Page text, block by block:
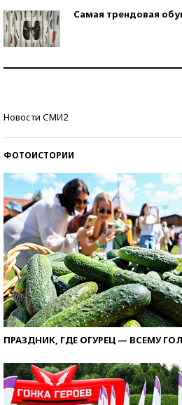
Самая трендовая
Новости СМИ2
ФОТОИСТОРИИ
ПРАЗДНИК, ГДЕ ОГУРЕЦ — ВСЕМУ